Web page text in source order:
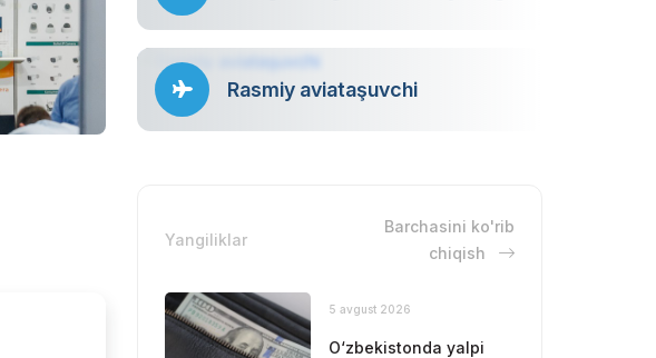
Rasmiy aviataşuvchi
Yangiliklar
Barchasini ko'rib
chiqish
5 avgust 2026
O‘zbekistonda yalpi